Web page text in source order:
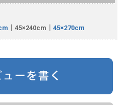
┃45×240cm┃ 45×270cm